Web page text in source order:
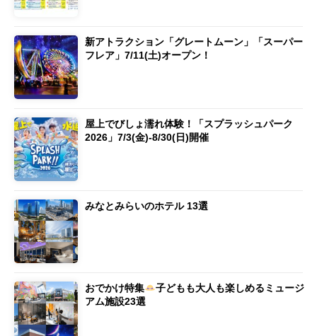
新アトラクション「グレートムーン」「スーパー
フレア」7/11(土)オープン！
屋上でびしょ濡れ体験！「スプラッシュパーク
2026」7/3(金)-8/30(日)開催
みなとみらいのホテル 13選
おでかけ特集
子どもも大人も楽しめるミュージ
アム施設23選